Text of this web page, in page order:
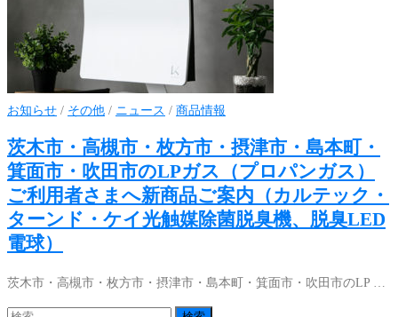
お知らせ / その他 / ニュース / 商品情報
茨木市・高槻市・枚方市・摂津市・島本町・
箕面市・吹田市のLPガス（プロパンガス）
ご利用者さまへ新商品ご案内（カルテック・
ターンド・ケイ光触媒除菌脱臭機、脱臭LED
電球）
茨木市・高槻市・枚方市・摂津市・島本町・箕面市・吹田市のLP …